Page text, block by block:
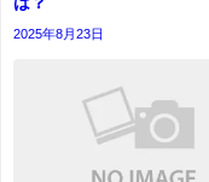
2025年8月23日